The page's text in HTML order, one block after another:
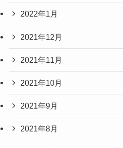
2022年1月
2021年12月
2021年11月
2021年10月
2021年9月
2021年8月